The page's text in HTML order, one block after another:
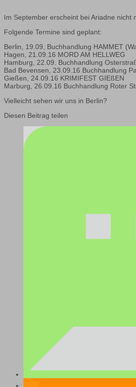
Im September erscheint bei Ariadne nicht
Folgende Termine sind geplant:
Berlin, 19.09, Buchhandlung HAMMET
Hagen, 21.09.16 MORD AM HELLWEG
Hamburg, 22.09. Buchhandlung
Bad Bevensen, 23.09.16 Buchhandlung
Gießen, 24.09.16 KRIMIFEST GIEßEN
Marburg, 26.09.16 Buchhandlung Roter
Vielleicht sehen wir uns in Berlin?
Diesen Beitrag teilen